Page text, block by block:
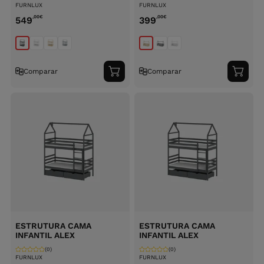
FURNLUX
549,00€
Comparar
Adicionar
ao
FURNLUX
399,00€
Comparar
ao
ESTRUTURA CAMA
INFANTIL ALEX
FURNLUX
(0)
ESTRUTURA CAMA
INFANTIL ALEX
FURNLUX
(0)